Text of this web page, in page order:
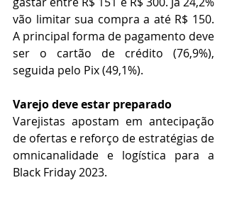
vão limitar sua compra a até R$ 150.
A principal forma de pagamento deve
ser o cartão de crédito (76,9%),
seguida pelo Pix (49,1%).
Varejo deve estar preparado
Varejistas apostam em antecipação
de ofertas e reforço de estratégias de
omnicanalidade e logística para a
Black Friday 2023.